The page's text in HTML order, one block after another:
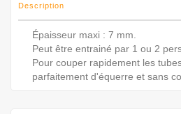
Description
Épaisseur maxi : 7 mm.
Peut être entrainé par 1 ou 2
Pour couper rapidement les
parfaitement d'équerre et sans